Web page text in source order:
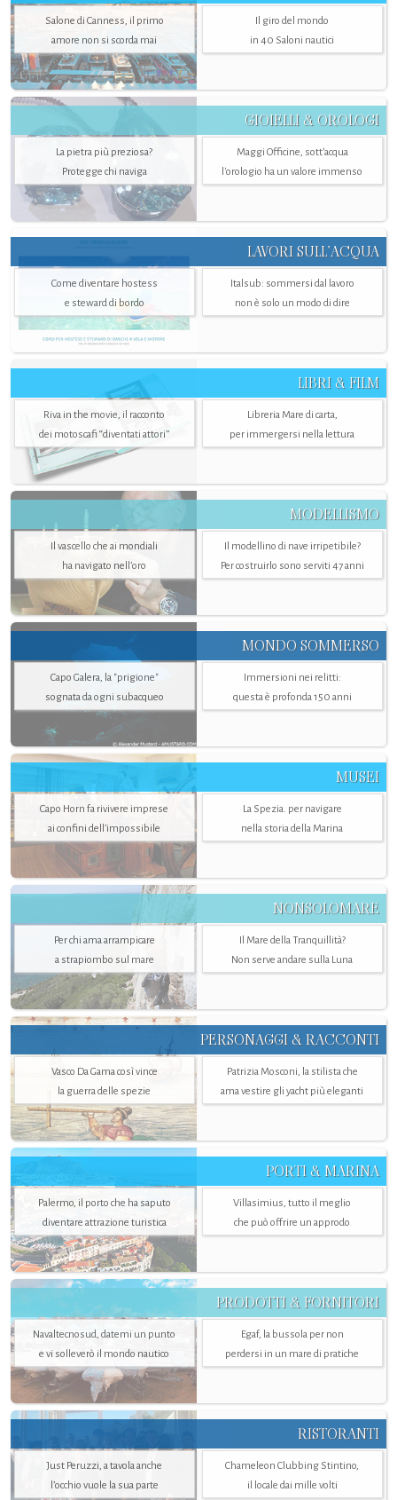
Salone di Canness, il primo
amore non si scorda mai
Il giro del mondo
in 40 Saloni nautici
GIOIELLI & OROLOGI
La pietra più preziosa?
Protegge chi naviga
Maggi Officine, sott’acqua
l'orologio ha un valore immenso
LAVORI SULL’ACQUA
Come diventare hostess
e steward di bordo
Italsub: sommersi dal lavoro
non è solo un modo di dire
LIBRI & FILM
Riva in the movie, il racconto
dei motoscafi “diventati attori”
Libreria Mare di carta,
per immergersi nella lettura
MODELLISMO
Il vascello che ai mondiali
ha navigato nell’oro
Il modellino di nave irripetibile?
Per costruirlo sono serviti 47 anni
MONDO SOMMERSO
Capo Galera, la "prigione"
sognata da ogni subacqueo
Immersioni nei relitti:
questa è profonda 150 anni
MUSEI
Capo Horn fa rivivere imprese
ai confini dell’impossibile
La Spezia. per navigare
nella storia della Marina
NONSOLOMARE
Per chi ama arrampicare
a strapiombo sul mare
Il Mare della Tranquillità?
Non serve andare sulla Luna
PERSONAGGI & RACCONTI
Vasco Da Gama così vince
la guerra delle spezie
Patrizia Mosconi, la stilista che
ama vestire gli yacht più eleganti
PORTI & MARINA
Palermo, il porto che ha saputo
diventare attrazione turistica
Villasimius, tutto il meglio
che può offrire un approdo
PRODOTTI & FORNITORI
Navaltecnosud, datemi un punto
e vi solleverò il mondo nautico
Egaf, la bussola per non
perdersi in un mare di pratiche
RISTORANTI
Just Peruzzi, a tavola anche
l’occhio vuole la sua parte
Chameleon Clubbing Stintino,
il locale dai mille volti